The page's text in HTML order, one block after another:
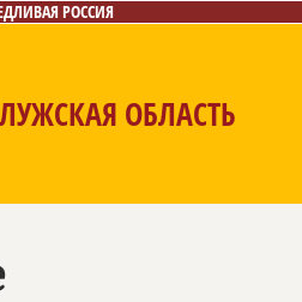
РОССИЯ
ОБЛАСТЬ